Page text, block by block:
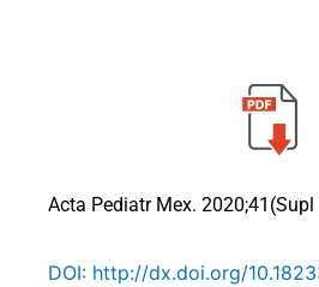
Acta Pediatr Mex. 2020;41(Supl
DOI: http://dx.doi.org/